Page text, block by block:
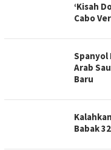
‘Kisah
Cabo
Spanyol
Arab
Baru
Babak